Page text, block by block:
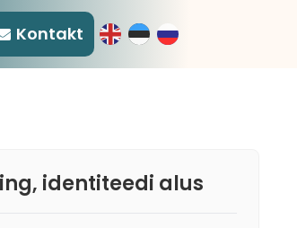
Kontakt
identiteedi alus